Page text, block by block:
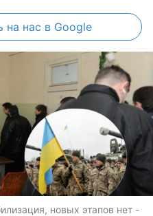
на нас в Google
новых этапов нет -